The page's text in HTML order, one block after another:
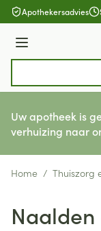
Ga naar de inhoud
Apothekersadvies
Menu
Uw apotheek is
verhuizing naar
Home / Thuiszorg